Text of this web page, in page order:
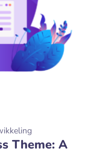
Theme: A